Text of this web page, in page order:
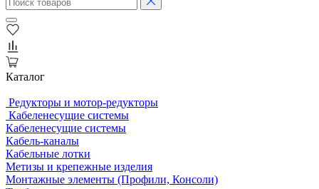
Каталог
Редукторы и мотор-редукторы
Кабеленесущие системы
Кабеленесущие системы
Кабель-каналы
Кабельные лотки
Метизы и крепежные изделия
Монтажные элементы (Профили, Консоли)